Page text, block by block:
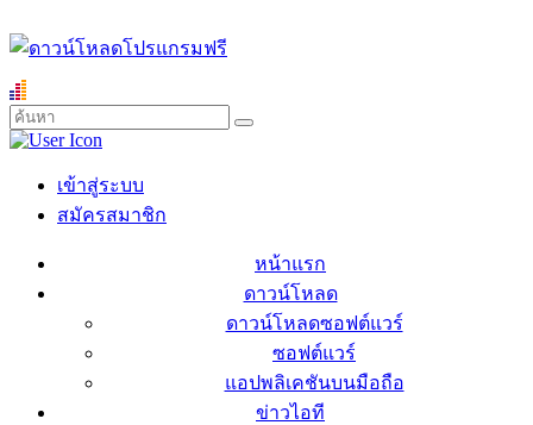
เข้าสู่ระบบ
สมัครสมาชิก
หน้าแรก
ดาวน์โหลด
ดาวน์โหลดซอฟต์แวร์
ซอฟต์แวร์
แอปพลิเคชันบนมือถือ
ข่าวไอที